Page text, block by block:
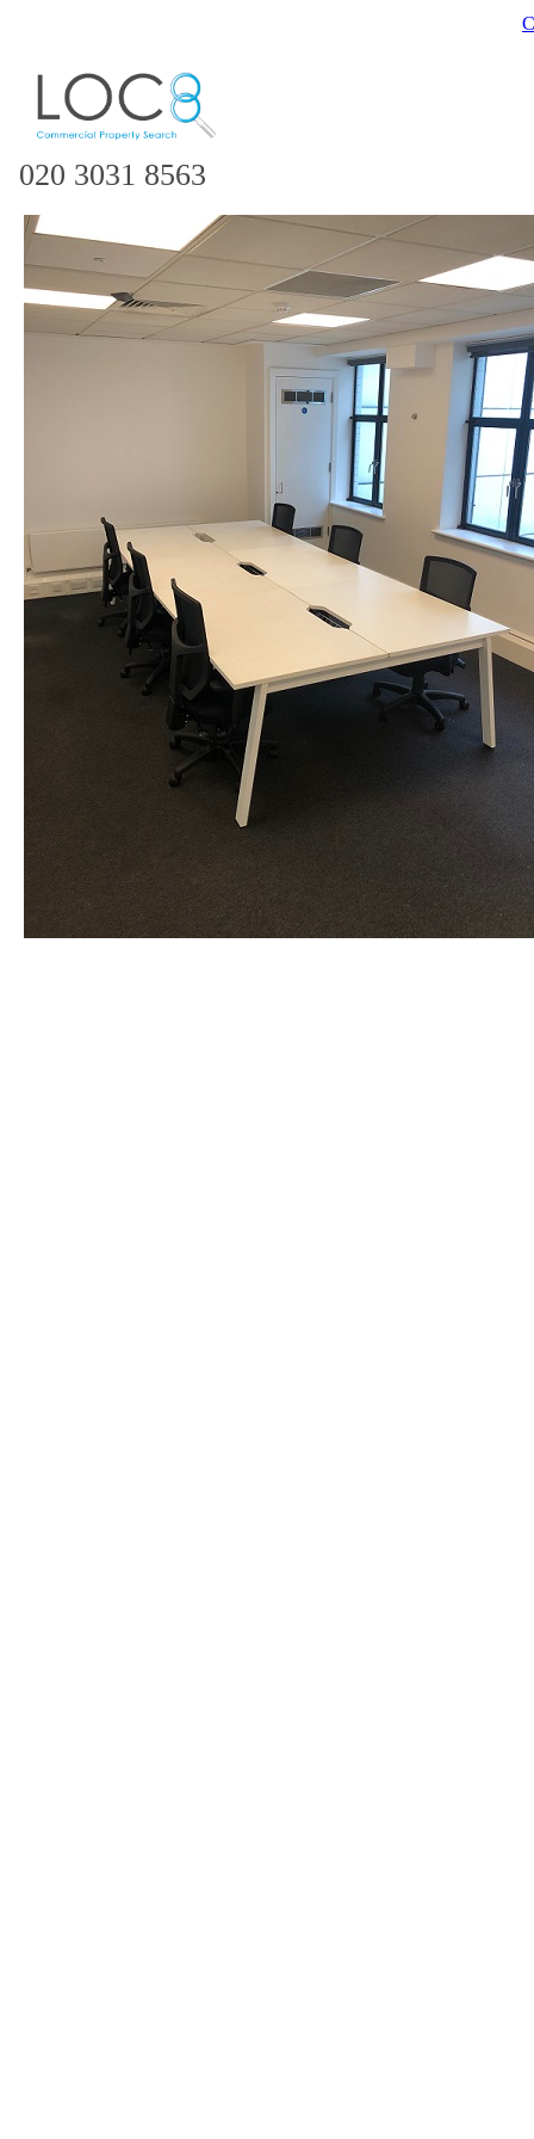
020 3031 8563